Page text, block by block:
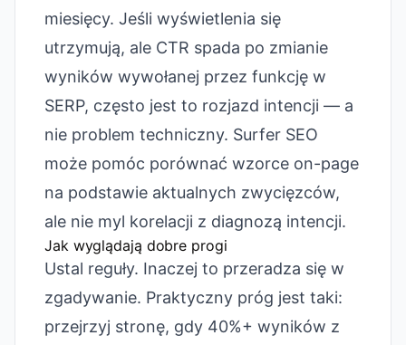
miesięcy. Jeśli wyświetlenia się
utrzymują, ale CTR spada po zmianie
wyników wywołanej przez funkcję w
SERP, często jest to rozjazd intencji — a
nie problem techniczny. Surfer SEO
może pomóc porównać wzorce on-page
na podstawie aktualnych zwycięzców,
ale nie myl korelacji z diagnozą intencji.
Jak wyglądają dobre progi
Ustal reguły. Inaczej to przeradza się w
zgadywanie. Praktyczny próg jest taki:
przejrzyj stronę, gdy 40%+ wyników z